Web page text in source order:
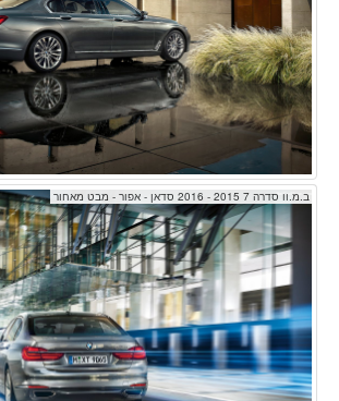
ב.מ.וו סדרה 7 2015 - 2016 סדאן - אפור - מבט מאחור